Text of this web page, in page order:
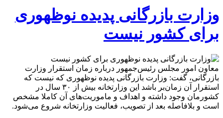
وزارت بازرگانی پدیده نوظهوری
برای کشور نیست
معاون امور مجلس رئیس‌جمهور درباره زمان استقرار وزارت
بازرگانی، گفت: وزارت بازرگانی پدیده نوظهوری که نیست که
استقرار آن زمان‌بر باشد این وزارتخانه بیش از ۳۰ سال در
کشورمان وجود داشته و اهداف و ماموریت‌های آن کاملا مشخص
است و بلافاصله بعد از تصویب، فعالیت وزارتخانه شروع می‌شود.